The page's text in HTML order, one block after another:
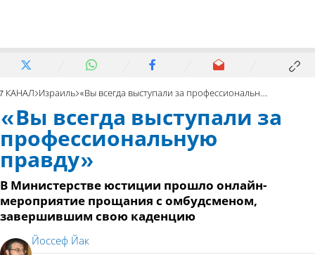
7 КАНАЛ Израиль «Вы всегда выступали за профессиональную правду»
«Вы всегда выступали за
профессиональную
правду»
В Министерстве юстиции прошло онлайн-
мероприятие прощания с омбудсменом,
завершившим свою каденцию
Йоссеф Йак